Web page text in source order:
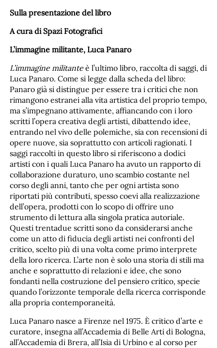
Sulla presentazione del libro
A cura di Spazi Fotografici
L’immagine militante, Luca Panaro
L’immagine militanteè l’ultimo libro, raccolta di saggi, di
Luca Panaro. Come si legge dalla scheda del libro:
Panaro già si distingue per essere tra i critici che non
rimangono estranei alla vita artistica del proprio tempo,
ma s’impegnano attivamente, affiancando con i loro
scritti l’opera creativa degli artisti, dibattendo idee,
entrando nel vivo delle polemiche, sia con recensioni di
opere nuove, sia soprattutto con articoli ragionati. I
saggi raccolti in questo libro si riferiscono a dodici
artisti con i quali Luca Panaro ha avuto un rapporto di
collaborazione duraturo, uno scambio costante nel
corso degli anni, tanto che per ogni artista sono
riportati più contributi, spesso coevi alla realizzazione
dell’opera, prodotti con lo scopo di offrire uno
strumento di lettura alla singola pratica autoriale.
Questi trentadue scritti sono da considerarsi anche
come un atto di fiducia degli artisti nei confronti del
critico, scelto più di una volta come primo interprete
della loro ricerca. L’arte non è solo una storia di stili ma
anche e soprattutto di relazioni e idee, che sono
fondanti nella costruzione del pensiero critico, specie
quando l’orizzonte temporale della ricerca corrisponde
alla propria contemporaneità.
Luca Panaro nasce a Firenze nel 1975. È critico d’arte e
curatore, insegna all’Accademia di Belle Arti di Bologna,
all’Accademia di Brera, all’Isia di Urbino e al corso per